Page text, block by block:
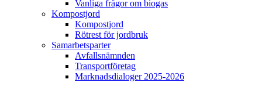
Vanliga frågor om biogas
Kompostjord
Kompostjord
Rötrest för jordbruk
Samarbetsparter
Avfallsnämnden
Transportföretag
Marknadsdialoger 2025-2026